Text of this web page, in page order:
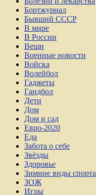
Бортжурнал
Бывший СССР
В мире
В России
Вещи
Военные новости
Войска
Волейбол
Гаджеты
Гандбол
Дети
Дом
Дом и сад
Евро-2020
Еда
Забота о себе
Звёзды
Здоровье
Зимние виды спорта
ЗОЖ
Игры